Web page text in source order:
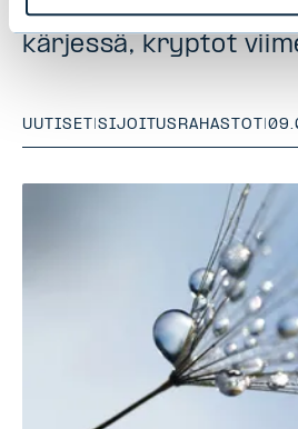
osakkeet ja
kärjessä, kryptot
UUTISET SIJOITUSRAHASTOT |